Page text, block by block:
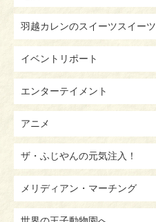
羽越カレンのスイーツスイーツ
イベントリポート
エンターテイメント
アニメ
ザ・ふじやんの元気注入！
メリディアン・マーチング